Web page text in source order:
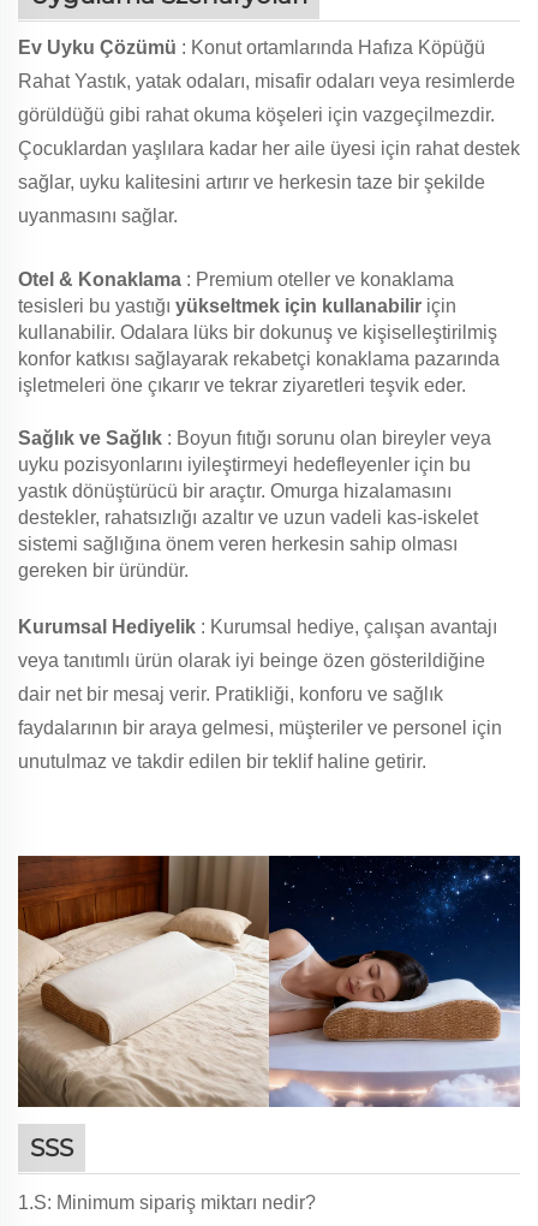
Ev Uyku Çözümü : Konut ortamlarında Hafıza Köpüğü
Rahat Yastık, yatak odaları, misafir odaları veya resimlerde
görüldüğü gibi rahat okuma köşeleri için vazgeçilmezdir.
Çocuklardan yaşlılara kadar her aile üyesi için rahat destek
sağlar, uyku kalitesini artırır ve herkesin taze bir şekilde
uyanmasını sağlar.
Otel & Konaklama : Premium oteller ve konaklama
tesisleri bu yastığı yükseltmek için kullanabilir için
kullanabilir. Odalara lüks bir dokunuş ve kişiselleştirilmiş
konfor katkısı sağlayarak rekabetçi konaklama pazarında
işletmeleri öne çıkarır ve tekrar ziyaretleri teşvik eder.
Sağlık ve Sağlık : Boyun fıtığı sorunu olan bireyler veya
uyku pozisyonlarını iyileştirmeyi hedefleyenler için bu
yastık dönüştürücü bir araçtır. Omurga hizalamasını
destekler, rahatsızlığı azaltır ve uzun vadeli kas-iskelet
sistemi sağlığına önem veren herkesin sahip olması
gereken bir üründür.
Kurumsal Hediyelik : Kurumsal hediye, çalışan avantajı
veya tanıtımlı ürün olarak iyi beinge özen gösterildiğine
dair net bir mesaj verir. Pratikliği, konforu ve sağlık
faydalarının bir araya gelmesi, müşteriler ve personel için
unutulmaz ve takdir edilen bir teklif haline getirir.
SSS
1.S: Minimum sipariş miktarı nedir?